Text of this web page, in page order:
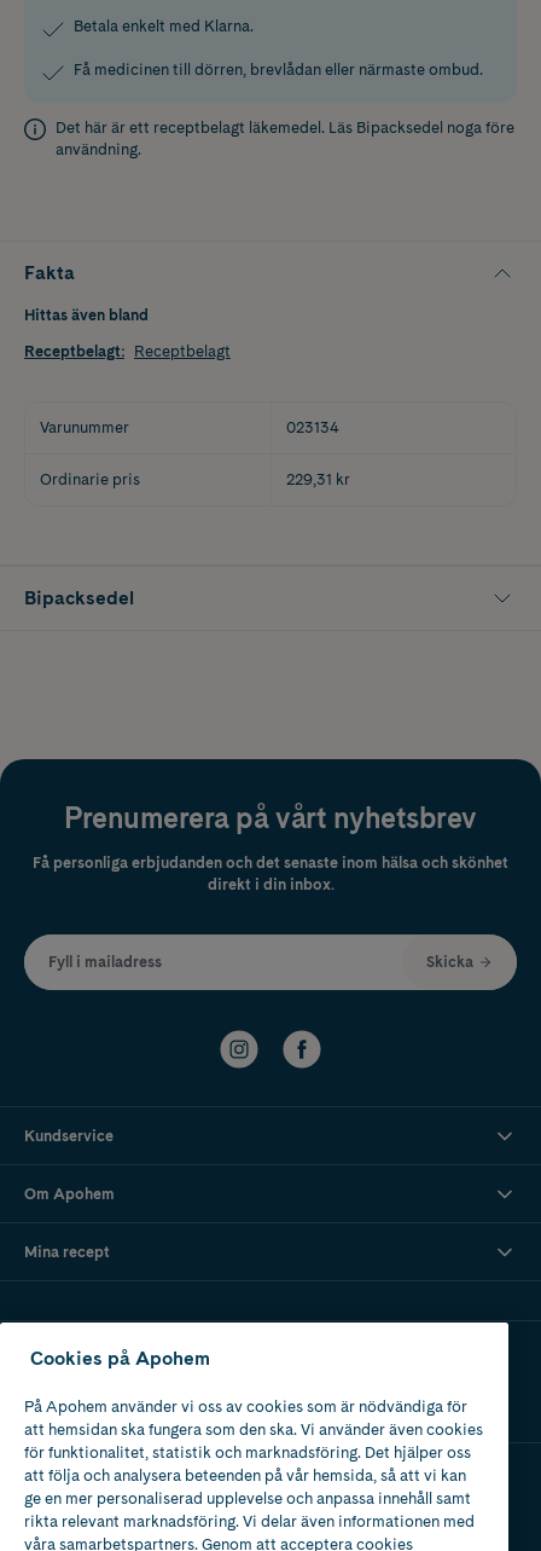
Betala enkelt med Klarna.
Få medicinen till dörren, brevlådan eller närmaste ombud.
Det här är ett receptbelagt läkemedel. Läs Bipacksedel noga före
användning.
Fakta
Hittas även bland
Receptbelagt: Receptbelagt
Varunummer 023134
Ordinarie pris 229,31 kr
Bipacksedel
Prenumerera på vårt nyhetsbrev
Få personliga erbjudanden och det senaste inom hälsa och skönhet
direkt i din inbox.
Fyll i mailadress Skicka
Kundservice
Om Apohem
Mina recept
Ladda ner vår app
Apotek med tillstånd
av Läkemedelsverket
Cookies på Apohem
På Apohem använder vi oss av cookies som är nödvändiga för
att hemsidan ska fungera som den ska. Vi använder även cookies
för funktionalitet, statistik och marknadsföring. Det hjälper oss
att följa och analysera beteenden på vår hemsida, så att vi kan
ge en mer personaliserad upplevelse och anpassa innehåll samt
rikta relevant marknadsföring. Vi delar även informationen med
våra samarbetspartners. Genom att acceptera cookies